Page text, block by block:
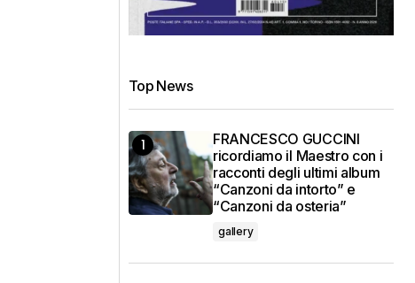
Top News
FRANCESCO GUCCINI
ricordiamo il Maestro con i
racconti degli ultimi album
“Canzoni da intorto” e
“Canzoni da osteria”
gallery